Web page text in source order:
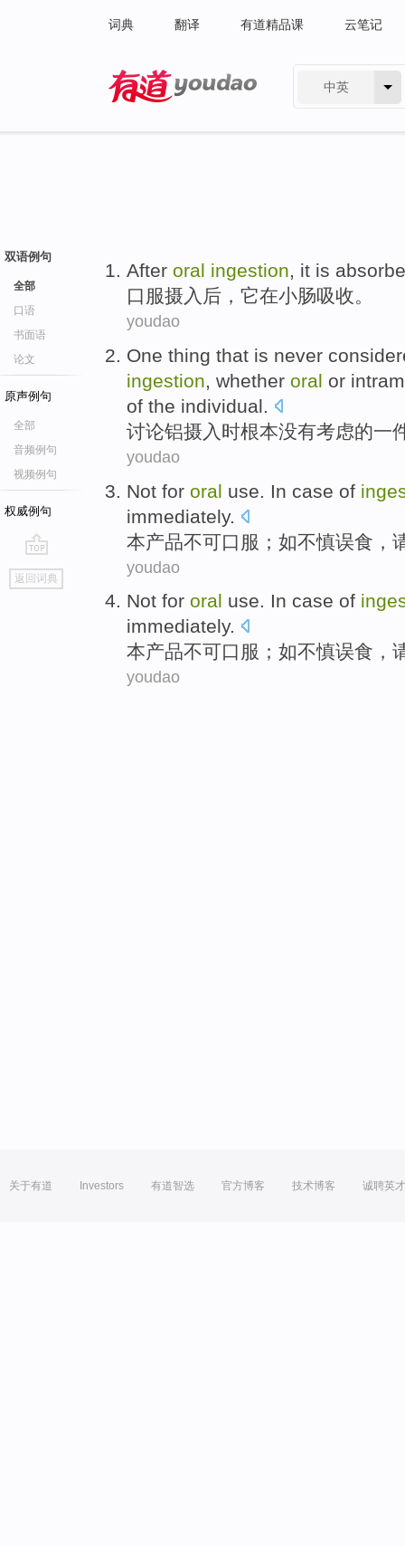
词典 翻译 有道精品课 云笔记
中英
双语例句
全部
口语
书面语
论文
原声例句
全部
音频例句
视频例句
权威例句
go
top
返回词典
After oral ingestion, it is
口服摄入后 ， 它在小肠吸收。
youdao
One thing that is never
ingestion, whether oral or
of the individual.
讨论铝摄入 时根本没有考虑的一
youdao
Not for oral use In case of
immediately.
本产品不可口服 ； 如不慎误食 ，
youdao
Not for oral use. In case of
immediately.
本产品不可口服 ； 如不慎误食 ，
youdao
关于有道 Investors 有道智选 官方博客 技术博客 诚聘英才